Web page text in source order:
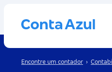
Encontre um contador ›